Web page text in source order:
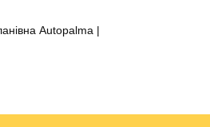
Autopalma |